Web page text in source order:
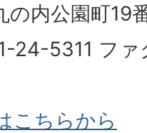
の内公園町19
24-5311 フ
こちらから